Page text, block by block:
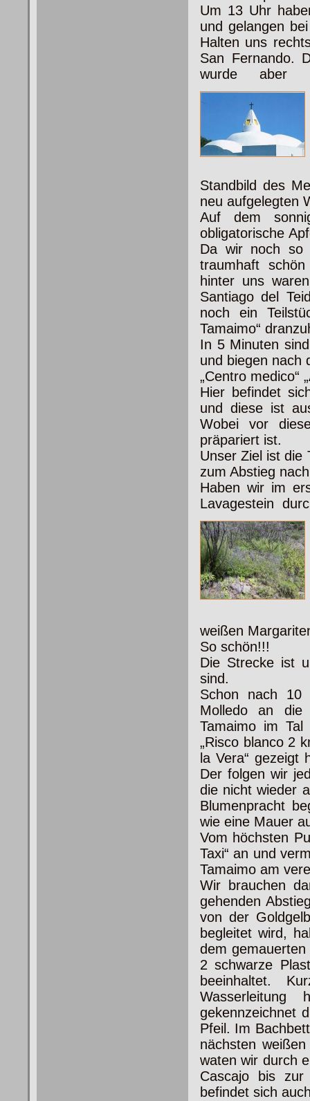
Um 13 Uhr
und gelangen
Halten uns
San Fernando.
wurde aber
Standbild des
neu aufgelegten
Auf dem
obligatorische
Da wir noch so
traumhaft
hinter uns
Santiago del
noch ein
Tamaimo“
In 5 Minuten
und biegen nach
„Centro medico“
Hier befindet
und diese ist
Wobei vor
präpariert ist.
Unser Ziel ist die
zum Abstieg
Haben wir im
Lavagestein
weißen
So schön!!!
Die Strecke ist
sind.
Schon nach 10
Molledo an die
Tamaimo im
„Risco blanco 2
la Vera“ gezeigt
Der folgen wir
die nicht wieder
Blumenpracht
wie eine Mauer
Vom höchsten
Taxi“ an und
Tamaimo am
Wir brauchen
gehenden
von der
begleitet wird,
dem
2 schwarze
beeinhaltet.
gekennzeichnet
Pfeil. Im
nächsten
waten wir durch
Cascajo bis
befindet sich